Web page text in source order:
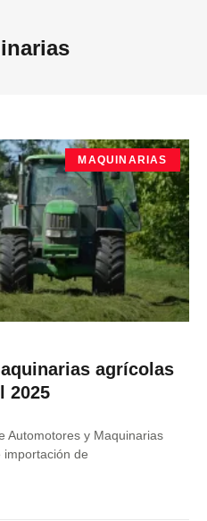
MAQUINARIAS
agrícolas
2025
Automotores y Maquinarias
importación de